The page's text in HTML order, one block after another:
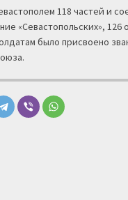
118 частей и
«Севастопольских»,
было присвоено